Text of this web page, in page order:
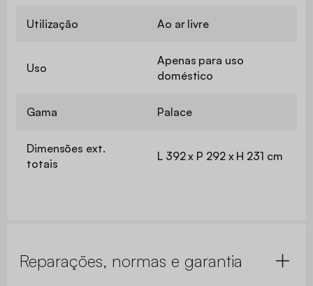
Utilização Ao ar livre
Uso
Apenas para uso
doméstico
Gama Palace
Dimensões ext.
totais
L 392 x P 292 x H 231 cm
Reparações, normas e garantia